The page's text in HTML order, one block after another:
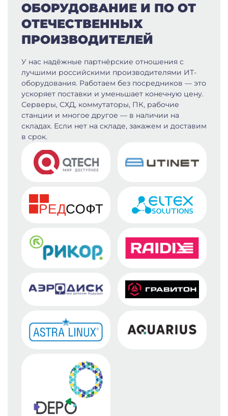
ОБОРУДОВАНИЕ И ПО ОТ
ОТЕЧЕСТВЕННЫХ
ПРОИЗВОДИТЕЛЕЙ
У нас надёжные партнёрские отношения с
лучшими российскими производителями ИТ-
оборудования. Работаем без посредников — это
ускоряет поставки и уменьшает конечную цену.
Серверы, СХД, коммутаторы, ПК, рабочие
станции и многое другое — в наличии на
складах. Если нет на складе, закажем и доставим
в срок.